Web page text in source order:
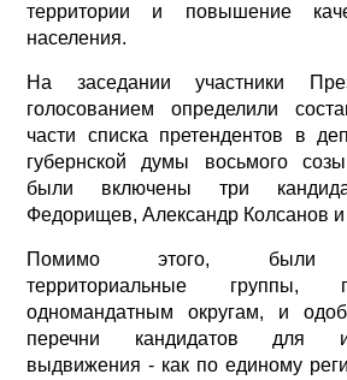
территории и повышение
населения.
На заседании участники
голосованием определили
части списка претендентов в
губернской думы восьмого
были включены три
Федорищев, Александр Колсанов
Помимо этого, были
территориальные группы,
одномандатным округам, и
перечни кандидатов для
выдвижения - как по единому